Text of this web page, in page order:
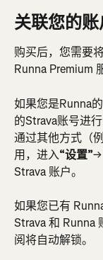
关联您的账
购买后，您需要
Runna Premium
如果您是Runna
的Strava账号进
通过其他方式（
用，进入“设置”→
Strava 账户。
如果您已有
Strava 和 Runna
阅将自动解锁。